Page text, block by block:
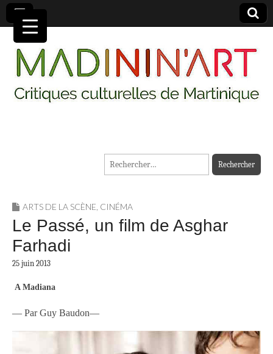
MADININ'ART
Rechercher :
ARTS DE LA SCÈNE, CINÉMA
Le Passé, un film de Asghar
Farhadi
25 juin 2013
A Madiana
— Par Guy Baudon—